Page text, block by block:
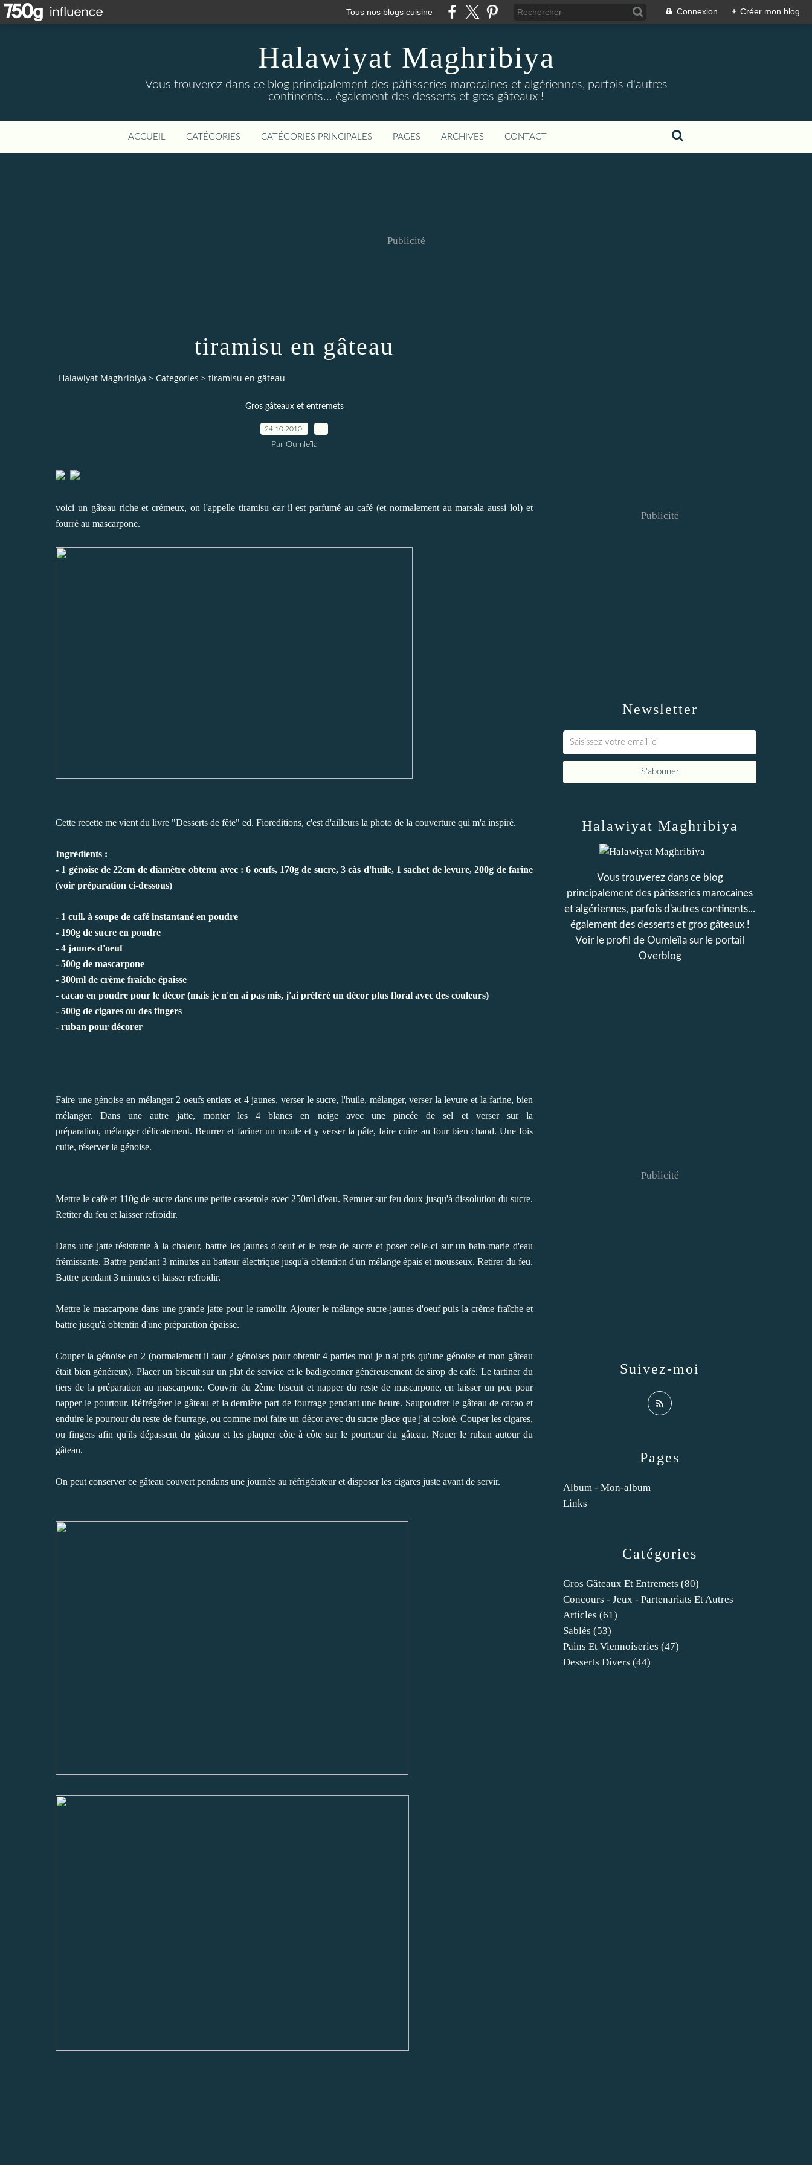
Tous nos blogs cuisine Connexion + Créer mon blog
Halawiyat Maghribiya
Vous trouverez dans ce blog principalement des pâtisseries marocaines et algériennes, parfois d'autres
continents... également des desserts et gros gâteaux !
ACCUEIL CATÉGORIES CATÉGORIES PRINCIPALES PAGES ARCHIVES CONTACT
Publicité
tiramisu en gâteau
Halawiyat Maghribiya > Categories > tiramisu en gâteau
Gros gâteaux et entremets
24.10.2010
Par Oumleïla
voici un gâteau riche et crémeux, on l'appelle tiramisu car il est parfumé au café (et normalement au marsala aussi lol) et
fourré au mascarpone.
Cette recette me vient du livre "Desserts de fête" ed. Fioreditions, c'est d'ailleurs la photo de la couverture qui m'a inspiré.
Ingrédients :
- 1 génoise de 22cm de diamètre obtenu avec : 6 oeufs, 170g de sucre, 3 càs d'huile, 1 sachet de levure, 200g de farine
(voir préparation ci-dessous)
- 1 cuil. à soupe de café instantané en poudre
- 190g de sucre en poudre
- 4 jaunes d'oeuf
- 500g de mascarpone
- 300ml de crème fraîche épaisse
- cacao en poudre pour le décor (mais je n'en ai pas mis, j'ai préféré un décor plus floral avec des couleurs)
- 500g de cigares ou des fingers
- ruban pour décorer
Faire une génoise en mélanger 2 oeufs entiers et 4 jaunes, verser le sucre, l'huile, mélanger, verser la levure et la farine, bien
mélanger. Dans une autre jatte, monter les 4 blancs en neige avec une pincée de sel et verser sur la
préparation, mélanger délicatement. Beurrer et fariner un moule et y verser la pâte, faire cuire au four bien chaud. Une fois
cuite, réserver la génoise.
Mettre le café et 110g de sucre dans une petite casserole avec 250ml d'eau. Remuer sur feu doux jusqu'à dissolution du sucre.
Retiter du feu et laisser refroidir.
Dans une jatte résistante à la chaleur, battre les jaunes d'oeuf et le reste de sucre et poser celle-ci sur un bain-marie d'eau
frémissante. Battre pendant 3 minutes au batteur électrique jusqu'à obtention d'un mélange épais et mousseux. Retirer du feu.
Battre pendant 3 minutes et laisser refroidir.
Mettre le mascarpone dans une grande jatte pour le ramollir. Ajouter le mélange sucre-jaunes d'oeuf puis la crème fraîche et
battre jusqu'à obtentin d'une préparation épaisse.
Couper la génoise en 2 (normalement il faut 2 génoises pour obtenir 4 parties moi je n'ai pris qu'une génoise et mon gâteau
était bien généreux). Placer un biscuit sur un plat de service et le badigeonner généreusement de sirop de café. Le tartiner du
tiers de la préparation au mascarpone. Couvrir du 2ème biscuit et napper du reste de mascarpone, en laisser un peu pour
napper le pourtour. Réfrégérer le gâteau et la dernière part de fourrage pendant une heure. Saupoudrer le gâteau de cacao et
enduire le pourtour du reste de fourrage, ou comme moi faire un décor avec du sucre glace que j'ai coloré. Couper les cigares,
ou fingers afin qu'ils dépassent du gâteau et les plaquer côte à côte sur le pourtour du gâteau. Nouer le ruban autour du
gâteau.
On peut conserver ce gâteau couvert pendans une journée au réfrigérateur et disposer les cigares juste avant de servir.
Newsletter
Publicité
Catégories
Gros Gâteaux Et Entremets (80)
Concours - Jeux - Partenariats Et Autres
Articles (61)
Sablés (53)
Pains Et Viennoiseries (47)
Desserts Divers (44)
Pages
Album - Mon-album
Links
Halawiyat Maghribiya
Vous trouverez dans ce blog
principalement des pâtisseries marocaines
et algériennes, parfois d'autres continents...
également des desserts et gros gâteaux !
Voir le profil de Oumleïla sur le portail
Overblog
Suivez-moi
Publicité